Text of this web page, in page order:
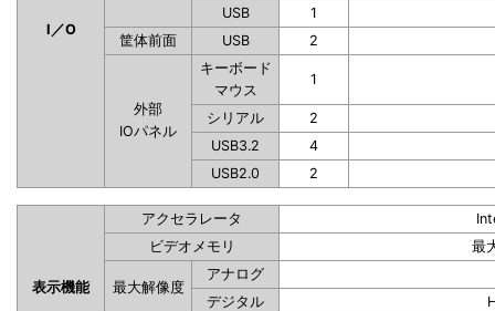
I／O
USB
1
筐体前面
USB 2
外部
IOパネル
キーボード
マウス
1
シリアル
2
USB3.2
4
USB2.0
2
表示機能
アクセラレータ
ビデオメモリ
最
最大解像度
アナログ
デジタル